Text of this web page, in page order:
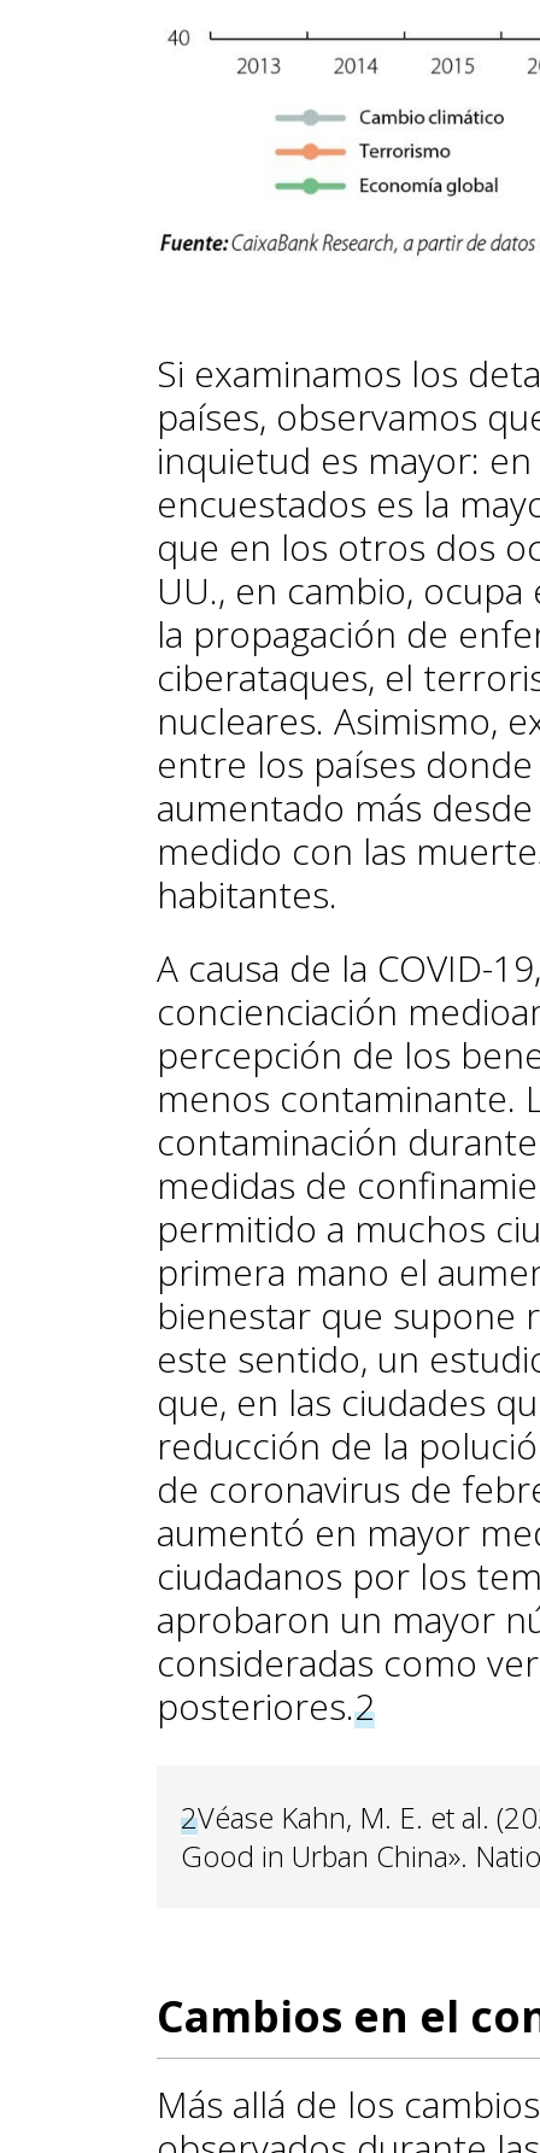
Si examinamos los
países, observamos
inquietud es mayor:
encuestados es la
que en los otros dos
UU., en cambio,
la propagación de
ciberataques, el
nucleares. Asimismo,
entre los países
aumentado más
medido con las
habitantes.
A causa de la COVID-
concienciación
percepción de los
menos contaminante.
contaminación
medidas de
permitido a muchos
primera mano el
bienestar que supone
este sentido, un
que, en las ciudades
reducción de la
de coronavirus de
aumentó en mayor
ciudadanos por los
aprobaron un mayor
consideradas como
posteriores.2
2Véase Kahn, M. E. et al.
Good in Urban China».
Cambios en el
Más allá de los